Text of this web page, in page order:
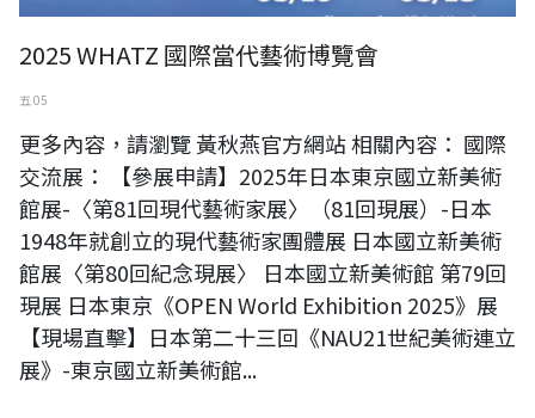
2025 WHATZ 國際當代藝術博覽會
五 05
更多內容，請瀏覽 黃秋燕官方網站 相關內容： 國際
交流展： 【參展申請】2025年日本東京國立新美術
館展-〈第81回現代藝術家展〉（81回現展）-日本
1948年就創立的現代藝術家團體展 日本國立新美術
館展〈第80回紀念現展〉 日本國立新美術館 第79回
現展 日本東京《OPEN World Exhibition 2025》展
【現場直擊】日本第二十三回《NAU21世紀美術連立
展》-東京國立新美術館...